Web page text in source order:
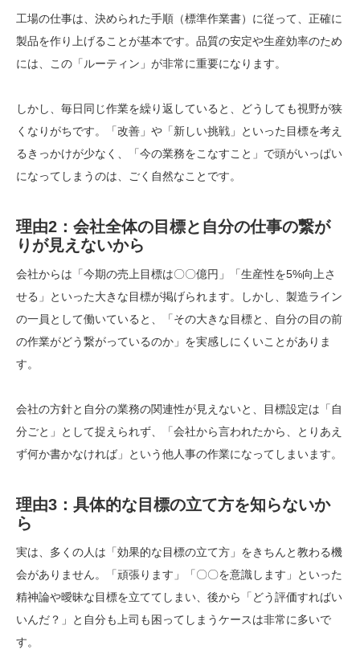
工場の仕事は、決められた手順（標準作業書）に従って、正確に
製品を作り上げることが基本です。品質の安定や生産効率のため
には、この「ルーティン」が非常に重要になります。
しかし、毎日同じ作業を繰り返していると、どうしても視野が狭
くなりがちです。「改善」や「新しい挑戦」といった目標を考え
るきっかけが少なく、「今の業務をこなすこと」で頭がいっぱい
になってしまうのは、ごく自然なことです。
理由2：会社全体の目標と自分の仕事の繋が
りが見えないから
会社からは「今期の売上目標は〇〇億円」「生産性を5%向上さ
せる」といった大きな目標が掲げられます。しかし、製造ライン
の一員として働いていると、「その大きな目標と、自分の目の前
の作業がどう繋がっているのか」を実感しにくいことがありま
す。
会社の方針と自分の業務の関連性が見えないと、目標設定は「自
分ごと」として捉えられず、「会社から言われたから、とりあえ
ず何か書かなければ」という他人事の作業になってしまいます。
理由3：具体的な目標の立て方を知らないか
ら
実は、多くの人は「効果的な目標の立て方」をきちんと教わる機
会がありません。「頑張ります」「〇〇を意識します」といった
精神論や曖昧な目標を立ててしまい、後から「どう評価すればい
いんだ？」と自分も上司も困ってしまうケースは非常に多いで
す。